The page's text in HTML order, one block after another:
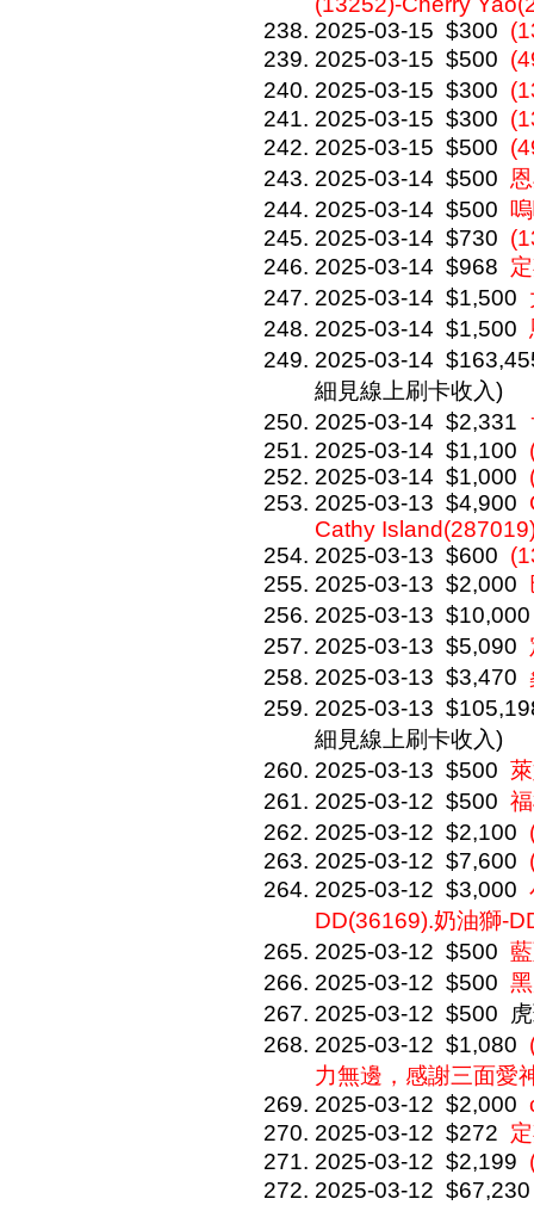
2025-03-15 $300
2025-03-15 $500
2025-03-15 $300
2025-03-15 $300
2025-03-15 $500
2025-03-14 $500
2025-03-14 $500
2025-03-14 $730
2025-03-14 $968
2025-03-14 $1,500
2025-03-14 $1,500
2025-03-14
細見線上刷卡收入)
2025-03-14 $2,331
2025-03-14 $1,100
2025-03-14 $1,000
2025-03-13 $4,900
Cathy
2025-03-13 $600
2025-03-13 $2,000
2025-03-13 $10,000
2025-03-13 $5,090
2025-03-13 $3,470
2025-03-13
細見線上刷卡收入)
2025-03-13 $500
2025-03-12 $500
2025-03-12 $2,100
2025-03-12 $7,600
2025-03-12 $3,000
DD(36169).奶油獅-
2025-03-12 $500
2025-03-12 $500
2025-03-12 $500
2025-03-12 $1,080
力無邊，感謝三面愛
2025-03-12 $2,000
2025-03-12 $272
2025-03-12 $2,199
2025-03-12 $67,230